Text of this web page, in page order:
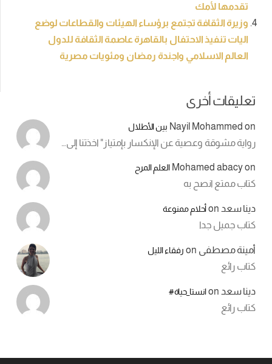
تقدمها لأمك
وزيرة الثقافة تجتمع برؤساء الهيئات والقطاعات لوضع
اليات تنفيذ الاحتفال بالقاهرة عاصمة الثقافة للدول
العالم الاسلامي واجندة رمضان ومئويات مصرية
تعليقات أخرى
Nayil Mohammed on بين الأطلال
رواية مشوقة وعصية عن الإنكسار بإمتياز" اخذتنا إلى…
Mohamed abacyon العلم المرح
كتاب ممتع انصح به
دينا سعد onأحلام ممنوعة
كتاب جميل جدا
أمينة مصطفى on رفقاء الليل
كتاب رائع
دينا سعد onانستا_حياة#
كتاب رائع